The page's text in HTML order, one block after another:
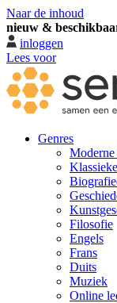
Naar de inhoud
nieuw &
inloggen
Lees voor
Genres
Filosofie
Engels
Frans
Duits
Muziek
Online